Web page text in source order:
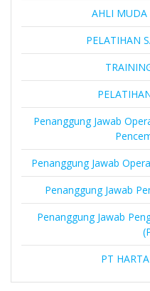
AHLI MUDA
PELATIHAN
Penanggung Jawab
Penanggung Jawab
Penanggung Jawab
Penanggung Jawab
PT